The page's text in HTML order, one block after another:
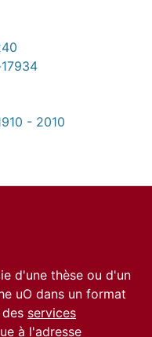
- 2010
d'une thèse ou d'un
uO dans un format
services
à l'adresse